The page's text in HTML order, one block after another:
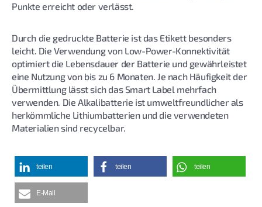
Punkte erreicht oder verlässt.
Durch die gedruckte Batterie ist das Etikett besonders
leicht. Die Verwendung von Low-Power-Konnektivität
optimiert die Lebensdauer der Batterie und gewährleistet
eine Nutzung von bis zu 6 Monaten. Je nach Häufigkeit der
Übermittlung lässt sich das Smart Label mehrfach
verwenden. Die Alkalibatterie ist umweltfreundlicher als
herkömmliche Lithiumbatterien und die verwendeten
Materialien sind recycelbar.
teilen teilen teilen
E-Mail